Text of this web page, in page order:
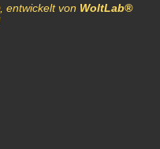
, entwickelt von WoltLab®